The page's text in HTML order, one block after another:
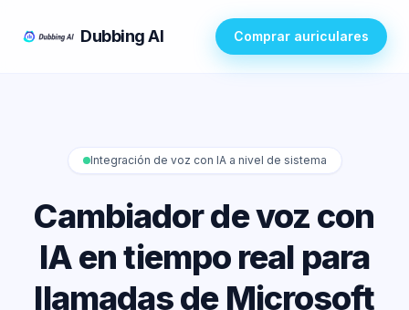
Dubbing AI Comprar auriculares
Integración de voz con IA a nivel de sistema
Cambiador de voz con
IA en tiempo real para
llamadas de Microsoft